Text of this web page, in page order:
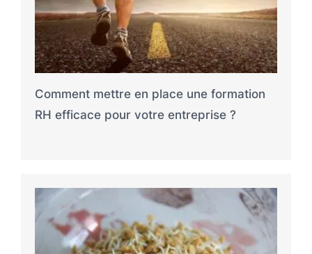
Comment mettre en place une formation
RH efficace pour votre entreprise ?